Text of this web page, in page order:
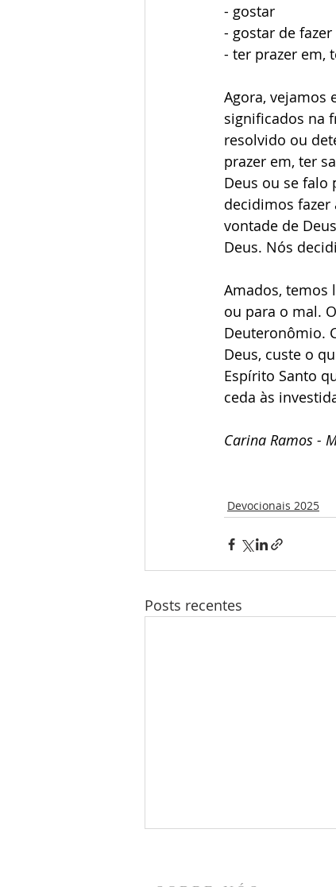
- gostar
- gostar de
- ter prazer em,
Agora, vejamos
significados na
resolvido ou
prazer em, ter
Deus ou se falo
decidimos fazer
vontade de
Deus. Nós
Amados, temos
ou para o mal.
Deuteronômio.
Deus, custe o
Espírito Santo
ceda às
Carina Ramos -
Devocionais 2025
Posts recentes